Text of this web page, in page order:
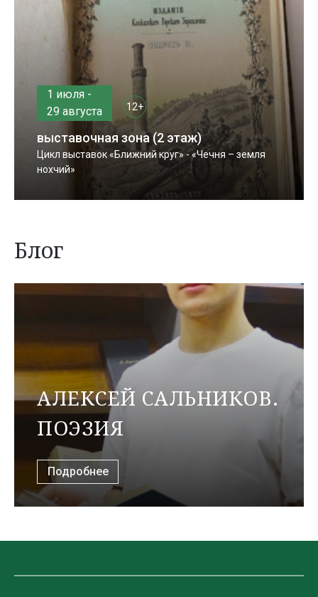
1 июля -
29 августа
12+
выставочная зона (2 этаж)
Цикл выставок «Ближний круг» - «Чечня – земля
нохчий»
Блог
АЛЕКСЕЙ САЛЬНИКОВ.
ПОЭЗИЯ
Подробнее